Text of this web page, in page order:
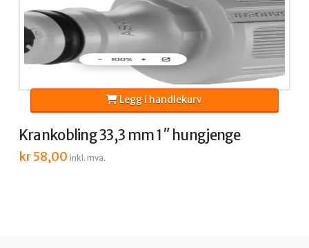
Krankobling 33,3 mm 1″ hungjenge
kr58,00 inkl. mva.
Legg i handlekurv